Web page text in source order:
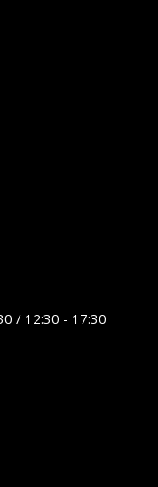
/ 12:30 - 17:30